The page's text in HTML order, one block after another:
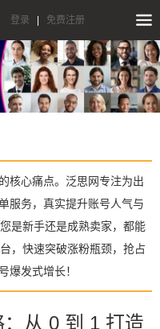
登录 免费注册
核心痛点。泛思网专注为出
服务，真实提升账号人气与
是新手还是成熟卖家，都能
，快速突破涨粉瓶颈，抢占
爆发式增长！
从 0 到 1 打造